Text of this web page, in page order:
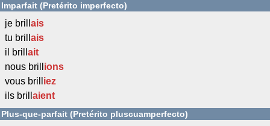
Imparfait (Pretérito imperfecto)
je brill ais
tu brill ais
il brill ait
nous brill ions
vous brill iez
ils brill aient
Plus-que-parfait (Pretérito pluscuamperfecto)